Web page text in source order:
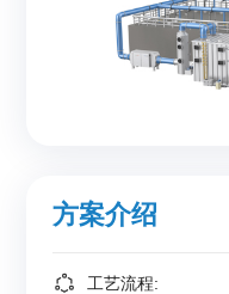
方案介绍
工艺流程: